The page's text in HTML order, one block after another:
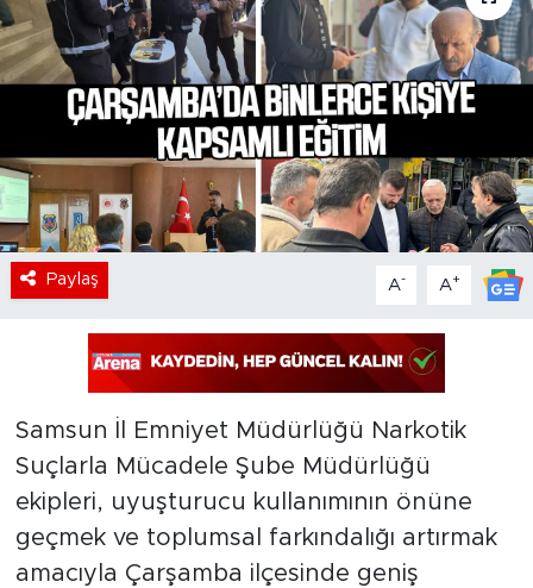
Paylaş A- A+
Samsun İl Emniyet Müdürlüğü Narkotik
Suçlarla Mücadele Şube Müdürlüğü
ekipleri, uyuşturucu kullanımının önüne
geçmek ve toplumsal farkındalığı artırmak
amacıyla Çarşamba ilçesinde geniş